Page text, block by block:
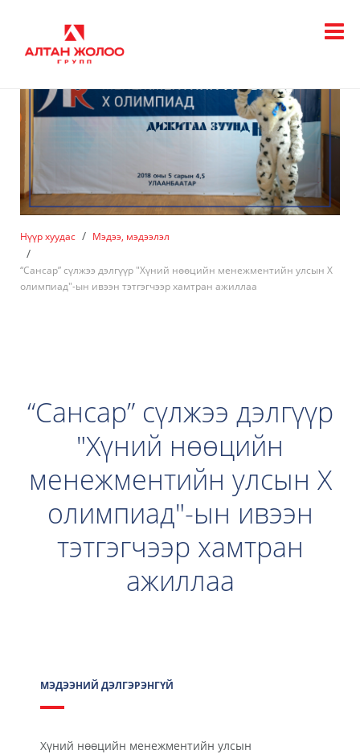
Нүүр хуудас Мэдээ, мэдээлэл
“Сансар” сүлжээ дэлгүүр "Хүний нөөцийн менежментийн улсын X
олимпиад"-ын ивээн тэтгэгчээр хамтран ажиллаа
“Сансар” сүлжээ дэлгүүр
"Хүний нөөцийн
менежментийн улсын X
олимпиад"-ын ивээн
тэтгэгчээр хамтран
ажиллаа
МЭДЭЭНИЙ ДЭЛГЭРЭНГҮЙ
Хүний нөөцийн менежментийн улсын